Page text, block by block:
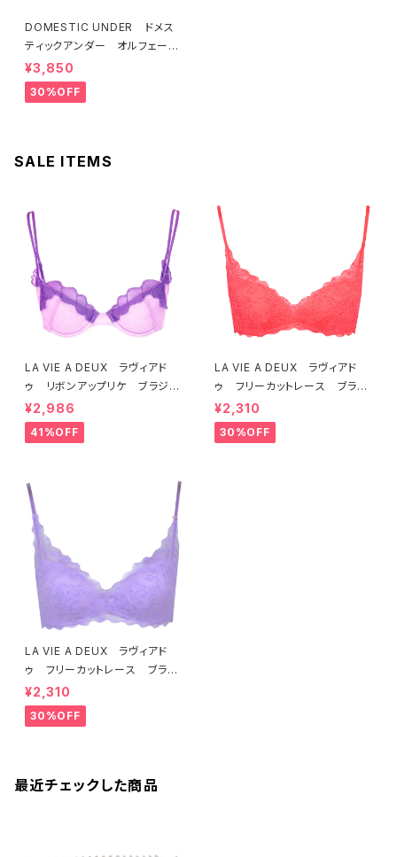
DOMESTIC UNDER ドメス
ティックアンダー オルフェーヴ
ル ブラジャー（ブラック）D225
4 送料無料
¥3,850
30%OFF
SALE ITEMS
LA VIE A DEUX ラヴィアド
ゥ リボンアップリケ ブラジャ
ー（ラベンダー） 22293 SA
LE セール 送料無料
¥2,986
41%OFF
LA VIE A DEUX ラヴィアド
ゥ フリーカットレース ブラレ
ット ソフトブラ（トマトレッド）2
2457 SALE 送料無料
¥2,310
30%OFF
LA VIE A DEUX ラヴィアド
ゥ フリーカットレース ブラレ
ット ソフトブラ（ラベンダー）22
463 SALE 送料無料
¥2,310
30%OFF
最近チェックした商品